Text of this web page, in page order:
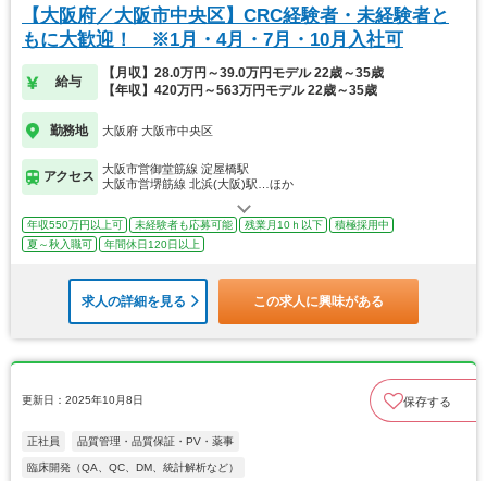
【大阪府／大阪市中央区】CRC経験者・未経験者と
もに大歓迎！ ※1月・4月・7月・10月入社可
給与
【月収】28.0万円～39.0万円モデル 22歳～35歳
【年収】420万円～563万円モデル 22歳～35歳
勤務地 大阪府 大阪市中央区
アクセス
大阪市営御堂筋線 淀屋橋駅
大阪市営堺筋線 北浜(大阪)駅…ほか
年収550万円以上可 未経験者も応募可能 残業月10ｈ以下
積極採用中
夏～秋入職可
年間休日120日以上
求人の詳細を見る この求人に興味がある
更新日：2025年10月8日 保存する
正社員 品質管理・品質保証・PV・薬事
臨床開発（QA、QC、DM、統計解析など）